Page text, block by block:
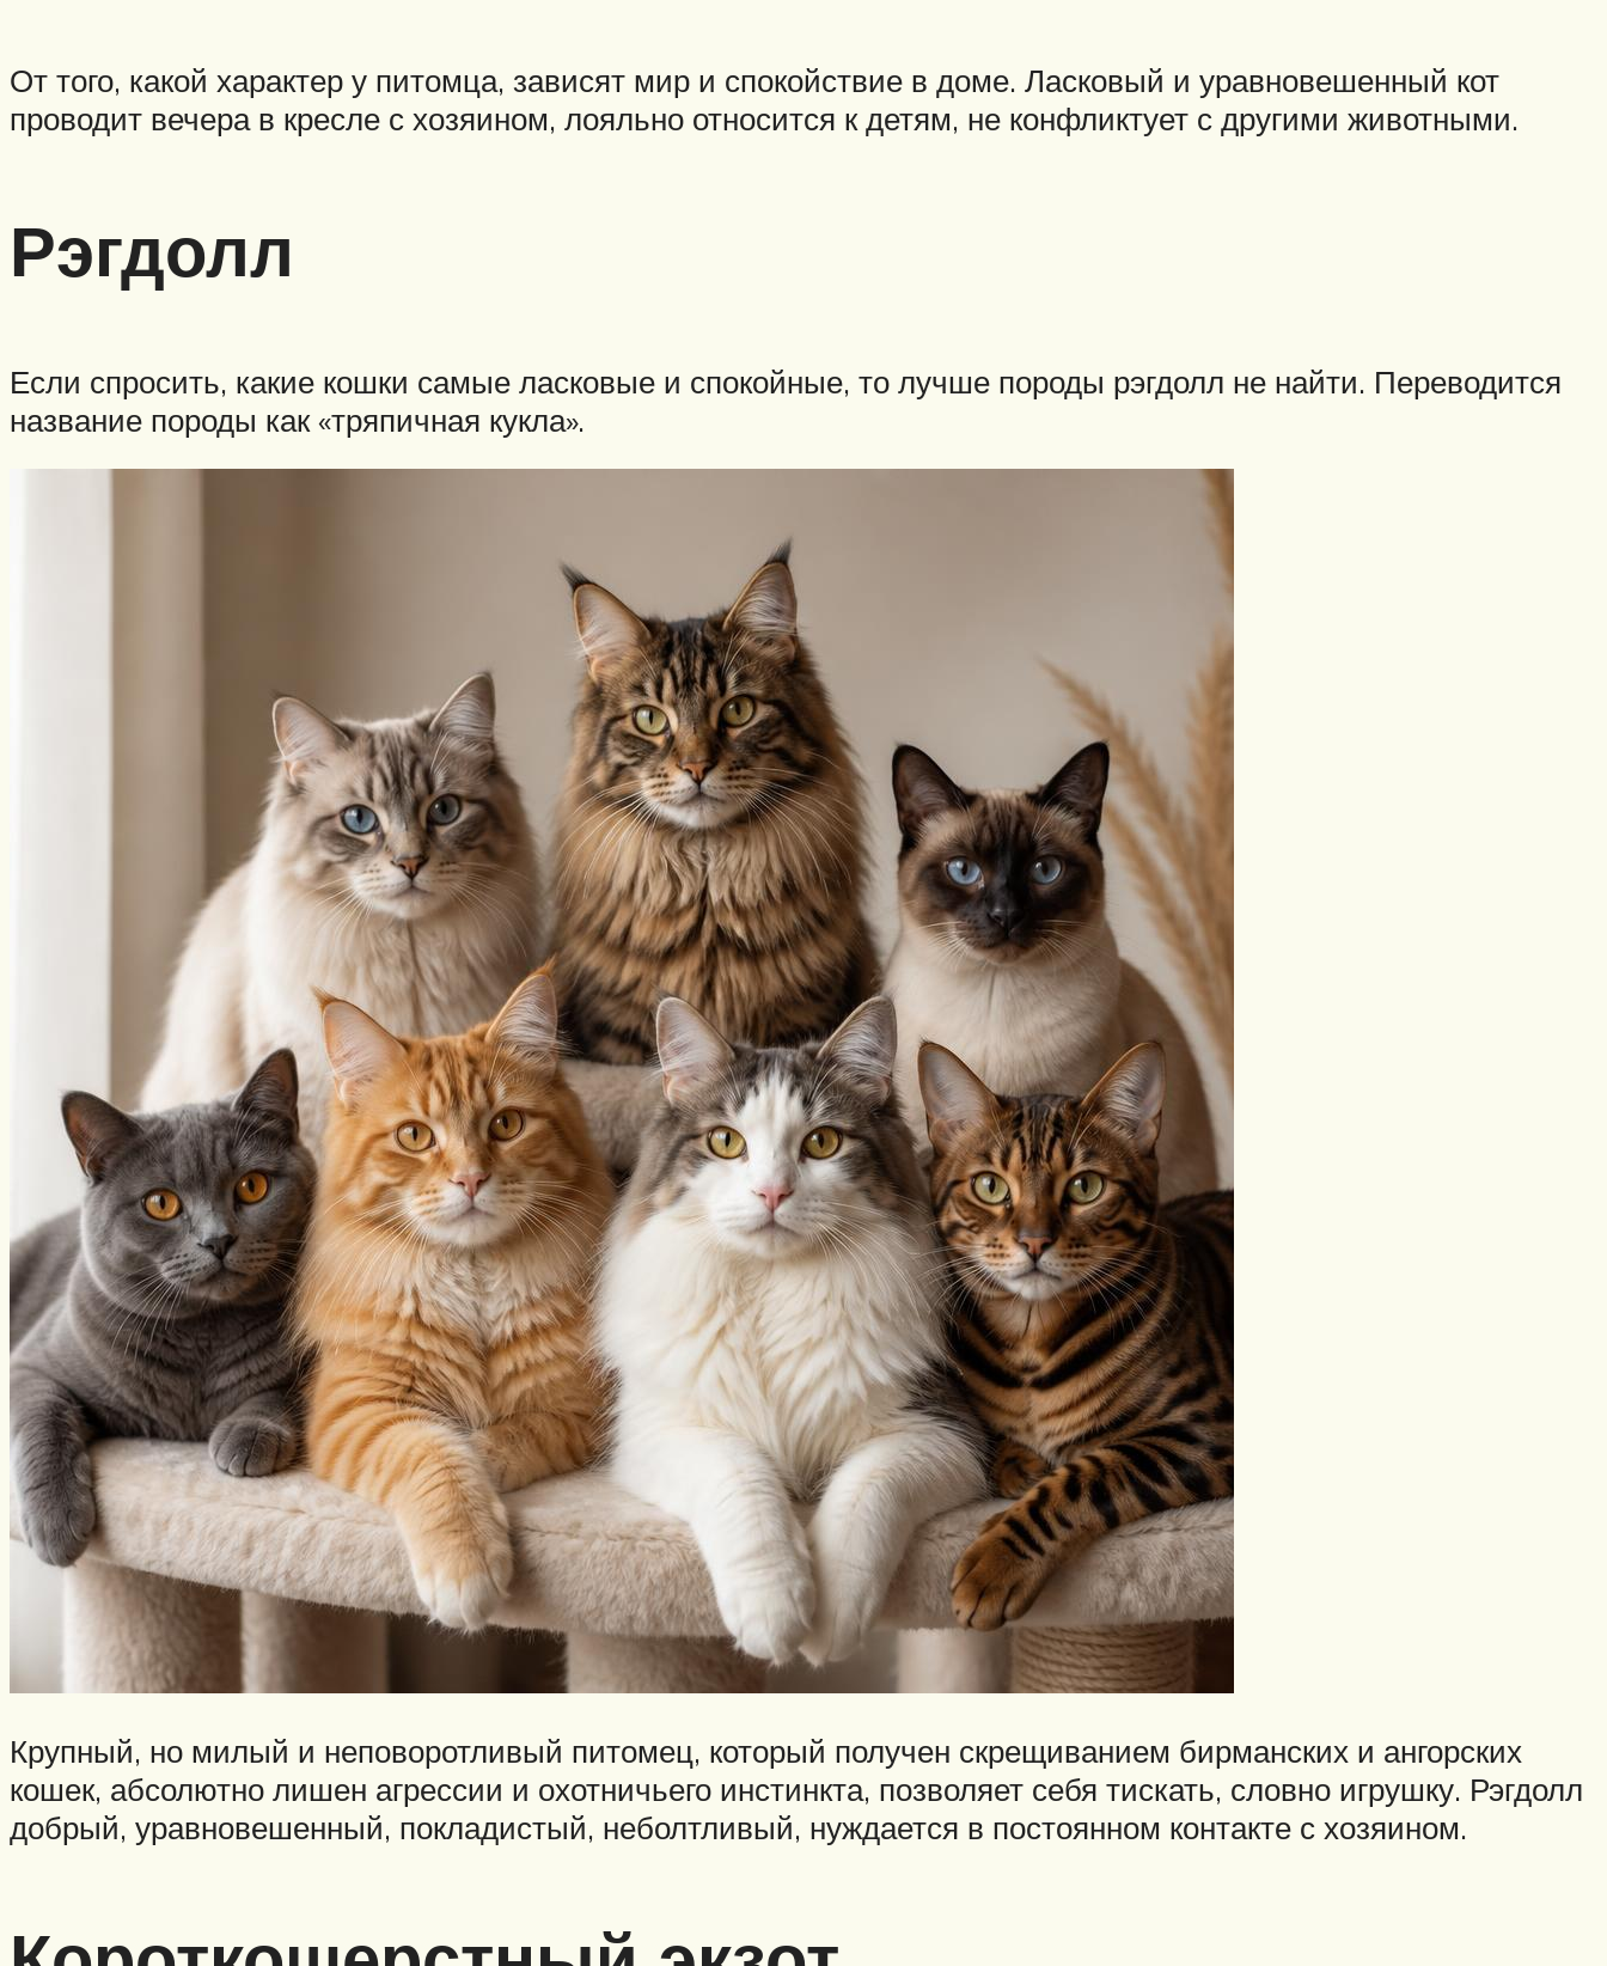
От того, какой характер у питомца, зависят мир и спокойствие в доме. Ласковый и уравновешенный кот
проводит вечера в кресле с хозяином, лояльно относится к детям, не конфликтует с другими животными.
Рэгдолл
Если спросить, какие кошки самые ласковые и спокойные, то лучше породы рэгдолл не найти. Переводится
название породы как «тряпичная кукла».
Крупный, но милый и неповоротливый питомец, который получен скрещиванием бирманских и ангорских
кошек, абсолютно лишен агрессии и охотничьего инстинкта, позволяет себя тискать, словно игрушку. Рэгдолл
добрый, уравновешенный, покладистый, неболтливый, нуждается в постоянном контакте с хозяином.